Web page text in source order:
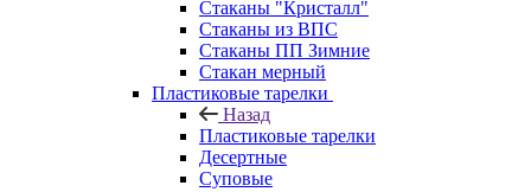
Стаканы "Кристалл"
Стаканы из ВПС
Стаканы ПП Зимние
Стакан мерный
Пластиковые тарелки
Назад
Пластиковые тарелки
Десертные
Суповые